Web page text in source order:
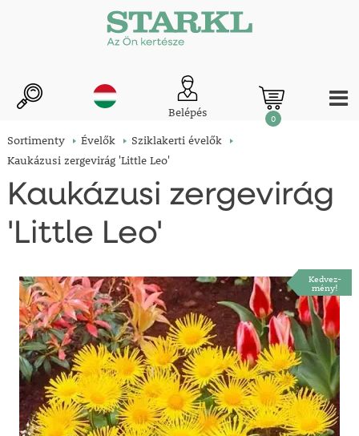
Belépés 0
Sortimenty Évelők
Sziklakerti évelők
Kaukázusi zergevirág 'Little Leo'
Kaukázusi zergevirág
'Little Leo'
Kedvez-
mény!